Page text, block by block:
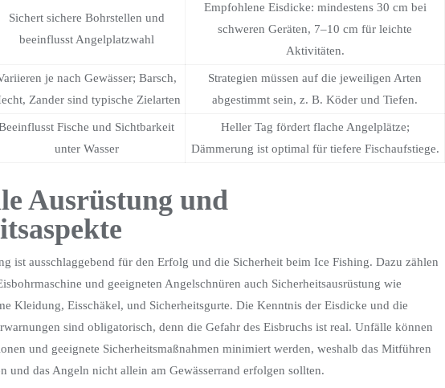
Sichert sichere Bohrstellen und
beeinflusst Angelplatzwahl
Empfohlene Eisdicke: mindestens 30 cm bei
schweren Geräten, 7–10 cm für leichte
Aktivitäten.
je nach Gewässer; Barsch,
Zander sind typische Zielarten
Strategien müssen auf die jeweiligen Arten
abgestimmt sein, z. B. Köder und Tiefen.
Fische und Sichtbarkeit
unter Wasser
Heller Tag fördert flache Angelplätze;
Dämmerung ist optimal für tiefere Fischaufstiege.
Ausrüstung und
ist ausschlaggebend für den Erfolg und die Sicherheit beim Ice Fishing. Dazu zählen
und geeigneten Angelschnüren auch Sicherheitsausrüstung wie
Kleidung, Eisschäkel, und Sicherheitsgurte. Die Kenntnis der Eisdicke und die
sind obligatorisch, denn die Gefahr des Eisbruchs ist real. Unfälle können
und geeignete Sicherheitsmaßnahmen minimiert werden, weshalb das Mitführen
und das Angeln nicht allein am Gewässerrand erfolgen sollten.